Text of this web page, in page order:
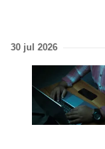
30 jul 2026